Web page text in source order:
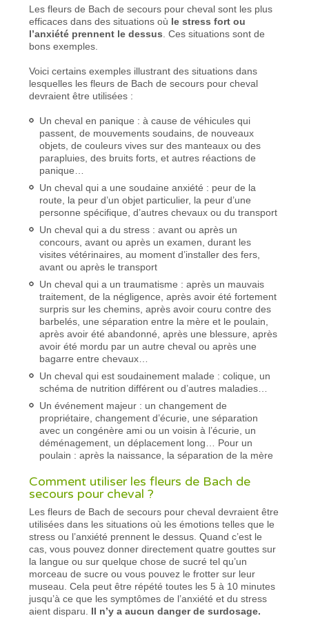
Les fleurs de Bach de secours pour cheval sont les plus
efficaces dans des situations où le stress fort ou
l’anxiété prennent le dessus. Ces situations sont de
bons exemples.
Voici certains exemples illustrant des situations dans
lesquelles les fleurs de Bach de secours pour cheval
devraient être utilisées :
Un cheval en panique : à cause de véhicules qui
passent, de mouvements soudains, de nouveaux
objets, de couleurs vives sur des manteaux ou des
parapluies, des bruits forts, et autres réactions de
panique…
Un cheval qui a une soudaine anxiété : peur de la
route, la peur d’un objet particulier, la peur d’une
personne spécifique, d’autres chevaux ou du transport
Un cheval qui a du stress : avant ou après un
concours, avant ou après un examen, durant les
visites vétérinaires, au moment d’installer des fers,
avant ou après le transport
Un cheval qui a un traumatisme : après un mauvais
traitement, de la négligence, après avoir été fortement
surpris sur les chemins, après avoir couru contre des
barbelés, une séparation entre la mère et le poulain,
après avoir été abandonné, après une blessure, après
avoir été mordu par un autre cheval ou après une
bagarre entre chevaux…
Un cheval qui est soudainement malade : colique, un
schéma de nutrition différent ou d’autres maladies…
Un événement majeur : un changement de
propriétaire, changement d’écurie, une séparation
avec un congénère ami ou un voisin à l’écurie, un
déménagement, un déplacement long… Pour un
poulain : après la naissance, la séparation de la mère
Comment utiliser les fleurs de Bach de
secours pour cheval ?
Les fleurs de Bach de secours pour cheval devraient être
utilisées dans les situations où les émotions telles que le
stress ou l’anxiété prennent le dessus. Quand c’est le
cas, vous pouvez donner directement quatre gouttes sur
la langue ou sur quelque chose de sucré tel qu’un
morceau de sucre ou vous pouvez le frotter sur leur
museau. Cela peut être répété toutes les 5 à 10 minutes
jusqu’à ce que les symptômes de l’anxiété et du stress
aient disparu. Il n’y a aucun danger de surdosage.